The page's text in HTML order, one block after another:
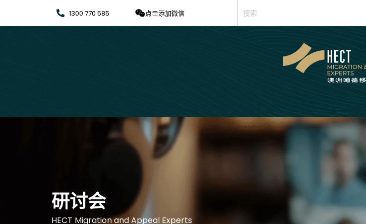
1300 770 585 点击添加微信
研讨会
HECT Migration and Appeal Experts